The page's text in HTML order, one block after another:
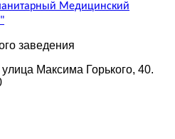
Медицинский
заведения
улица Максима Горького, 40.